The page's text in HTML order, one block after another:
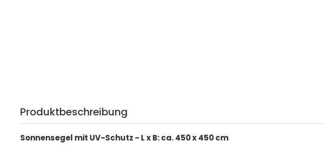
Produktbeschreibung
Sonnensegel mit UV-Schutz - L x B: ca. 450 x 450 cm